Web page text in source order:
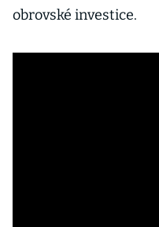
obrovské investice.